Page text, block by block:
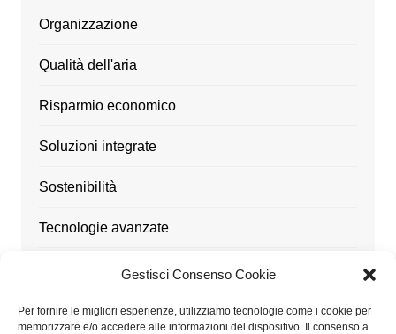
Gestisci Consenso Cookie
Per fornire le migliori esperienze, utilizziamo tecnologie come i cookie per
memorizzare e/o accedere alle informazioni del dispositivo. Il consenso a
Organizzazione
Qualità dell'aria
Risparmio economico
Soluzioni integrate
Sostenibilità
Tecnologie avanzate
Utensili